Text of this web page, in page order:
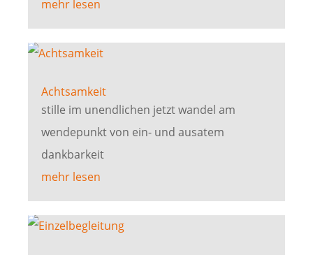
mehr lesen
Achtsamkeit
stille im unendlichen jetzt wandel am
wendepunkt von ein- und ausatem
dankbarkeit
mehr lesen